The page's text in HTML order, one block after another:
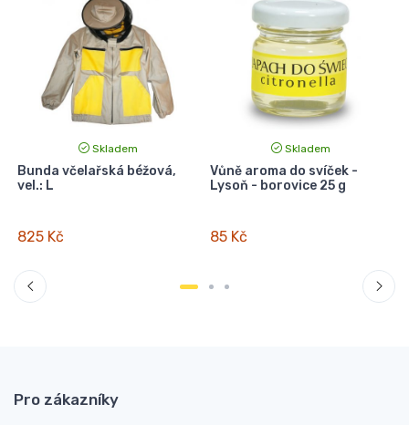
Skladem
Bunda včelařská béžová,
vel.: L
825 Kč
Skladem
Vůně aroma do svíček -
Lysoň - borovice 25 g
85 Kč
Pro zákazníky